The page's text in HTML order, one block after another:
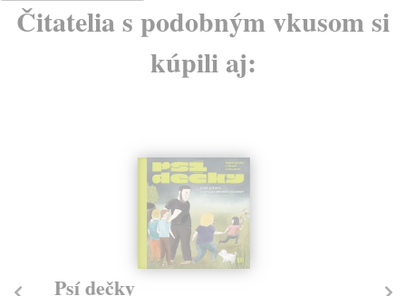
Čitatelia s podobným vkusom si
kúpili aj:
Psí dečky